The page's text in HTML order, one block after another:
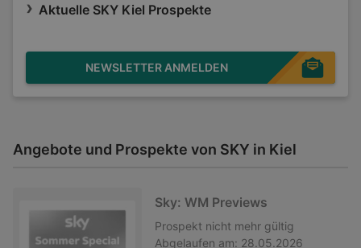
Aktuelle SKY Kiel Prospekte
NEWSLETTER ANMELDEN
Angebote und Prospekte von SKY in Kiel
Sky: WM Previews
Prospekt nicht mehr gültig
Abgelaufen am: 28.05.2026